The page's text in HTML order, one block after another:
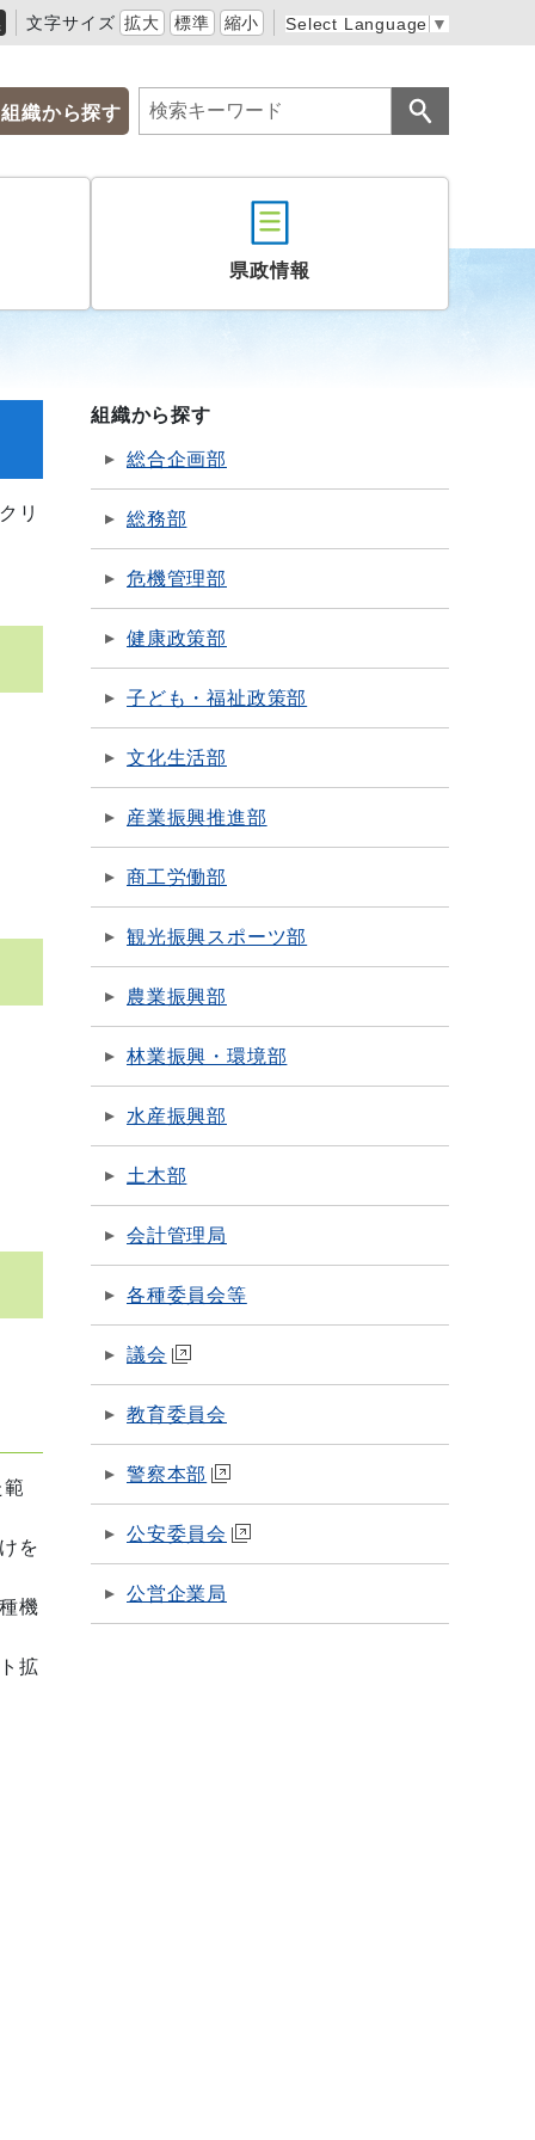
文字サイズ 拡大 標準 縮小 Select Language ▼
組織から探す
県政情報
リ
を
機
拡
組織から探す
総合企画部
総務部
危機管理部
健康政策部
子ども・福祉政策部
文化生活部
産業振興推進部
商工労働部
観光振興スポーツ部
農業振興部
林業振興・環境部
水産振興部
土木部
会計管理局
各種委員会等
議会
教育委員会
警察本部
公安委員会
公営企業局